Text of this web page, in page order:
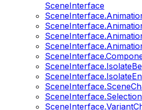
SceneInterface